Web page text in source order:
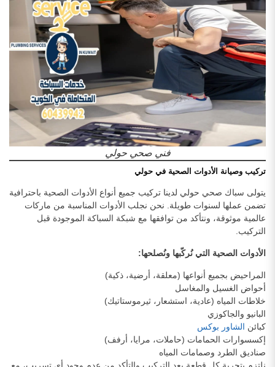
فني صحي حولي
تركيب وصيانة الأدوات الصحية في حولي
يتولى سباك صحي حولي لدينا تركيب جميع أنواع الأدوات الصحية باحترافية
تضمن عملها لسنوات طويلة. نحن نجلب الأدوات المناسبة من ماركات
عالمية موثوقة، ونتأكد من توافقها مع شبكة السباكة الموجودة قبل
التركيب.
الأدوات الصحية التي نُركّبها ونُصلحها:
المراحيض بجميع أنواعها (معلقة، أرضية، ذكية)
أحواض الغسيل والمغاسل
خلاطات المياه (عادية، استشعار، ثيرموستاتيك)
البانيو والجاكوزي
كبائن الشاور بوكس
إكسسوارات الحمامات (حاملات، مرايا، أرفف)
صناديق الطرد وصمامات المياه